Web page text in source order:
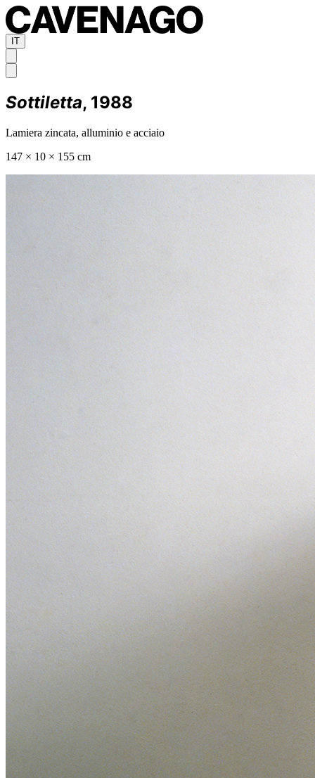
IT
Sottiletta, 1988
Lamiera zincata, alluminio e acciaio
147 × 10 × 155 cm